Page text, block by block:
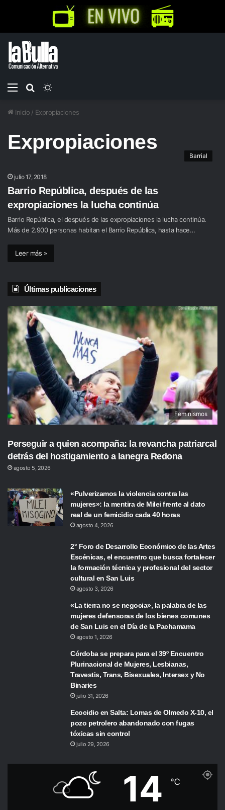
Menú
Buscar
Inicio / Expropiaciones
Expropiaciones
Barrial
julio 17, 2018
Barrio República, después de las
expropiaciones la lucha continúa
Barrio República, el después de las expropiaciones la lucha continúa.
Más de 2.900 personas habitan el Barrio República, hasta hace…
Leer más »
Últimas publicaciones
Feminismos
Perseguir a quien acompaña: la revancha patriarcal
detrás del hostigamiento a lanegra Redona
agosto 5, 2026
«Pulverizamos la violencia contra las
mujeres»: la mentira de Milei frente al dato
real de un femicidio cada 40 horas
agosto 4, 2026
2° Foro de Desarrollo Económico de las Artes
Escénicas, el encuentro que busca fortalecer
la formación técnica y profesional del sector
cultural en San Luis
agosto 3, 2026
«La tierra no se negocia», la palabra de las
mujeres defensoras de los bienes comunes
de San Luis en el Día de la Pachamama
agosto 1, 2026
Córdoba se prepara para el 39º Encuentro
Plurinacional de Mujeres, Lesbianas,
Travestis, Trans, Bisexuales, Intersex y No
Binaries
julio 31, 2026
Ecocidio en Salta: Lomas de Olmedo X-10, el
pozo petrolero abandonado con fugas
tóxicas sin control
julio 29, 2026
14 ℃